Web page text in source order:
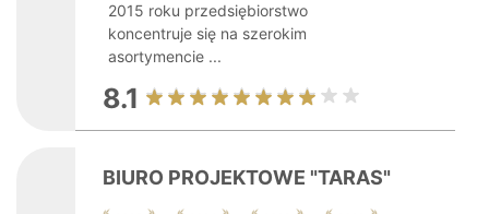
2015 roku przedsiębiorstwo
koncentruje się na szerokim
asortymencie ...
8.1
BIURO PROJEKTOWE "TARAS"